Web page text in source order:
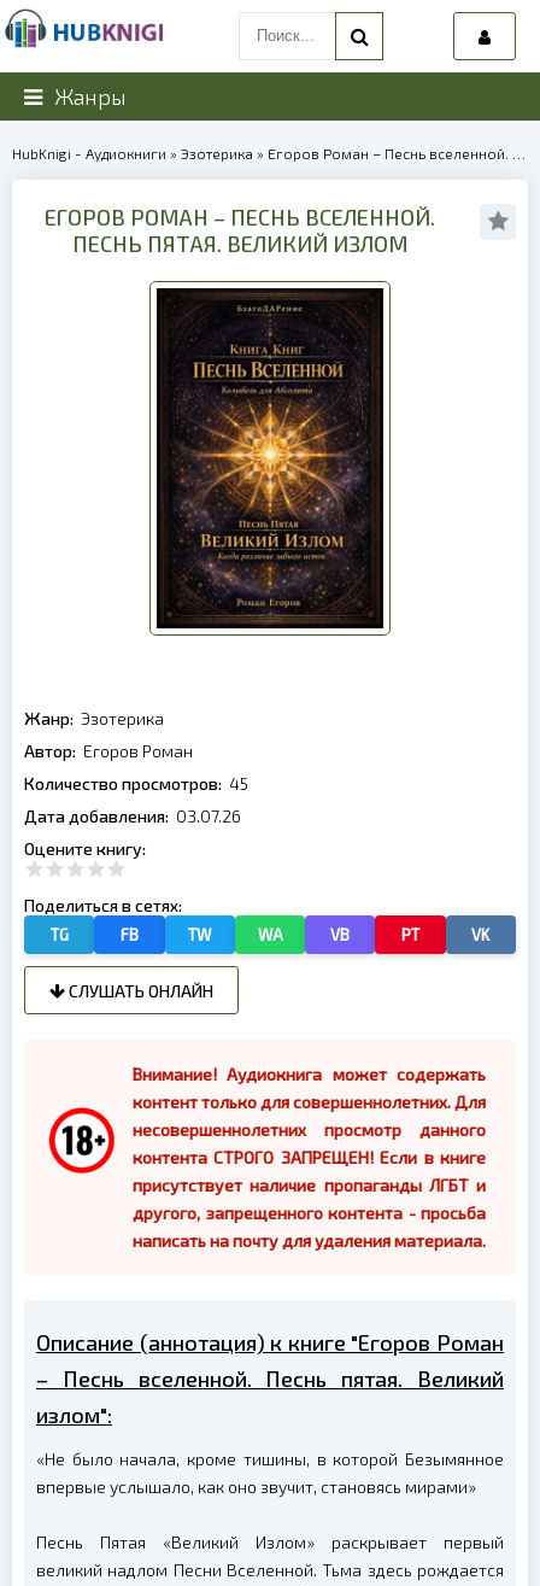
Жанры
HubKnigi - Аудиокниги » Эзотерика » Егоров Роман – Песнь вселенной. Песнь пятая. Великий излом | 40317
ЕГОРОВ РОМАН – ПЕСНЬ ВСЕЛЕННОЙ.
ПЕСНЬ ПЯТАЯ. ВЕЛИКИЙ ИЗЛОМ
Жанр: Эзотерика
Автор: Егоров Роман
Количество просмотров: 45
Дата добавления: 03.07.26
Оцените книгу:
Поделиться в сетях:
TG FB TW WA VB PT VK
СЛУШАТЬ ОНЛАЙН
Внимание! Аудиокнига может содержать
контент только для совершеннолетних. Для
несовершеннолетних просмотр данного
контента СТРОГО ЗАПРЕЩЕН! Если в книге
присутствует наличие пропаганды ЛГБТ и
другого, запрещенного контента - просьба
написать на почту для удаления материала.
Описание (аннотация) к книге "Егоров Роман
– Песнь вселенной. Песнь пятая. Великий
излом":
«Не было начала, кроме тишины, в которой Безымянное
впервые услышало, как оно звучит, становясь мирами»
Песнь Пятая «Великий Излом» раскрывает первый
великий надлом Песни Вселенной. Тьма здесь рождается